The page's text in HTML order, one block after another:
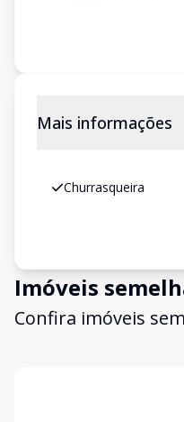
Mais informações
Churrasqueira
Imóveis
Confira imóveis